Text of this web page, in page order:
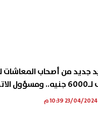
جديد من أصحاب المعاشات
يعلق